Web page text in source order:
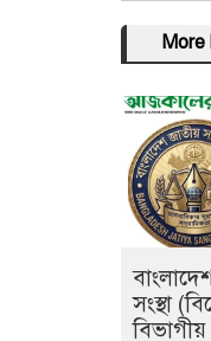
More
সংস্থা